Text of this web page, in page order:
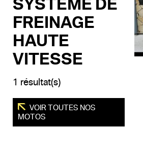
SYSTÈME DE
FREINAGE
HAUTE
VITESSE
1 résultat(s)
VOIR TOUTES NOS
MOTOS